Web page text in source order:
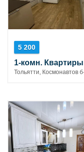
5 200
1-комн. Квартиры
Тольятти, Космонавтов